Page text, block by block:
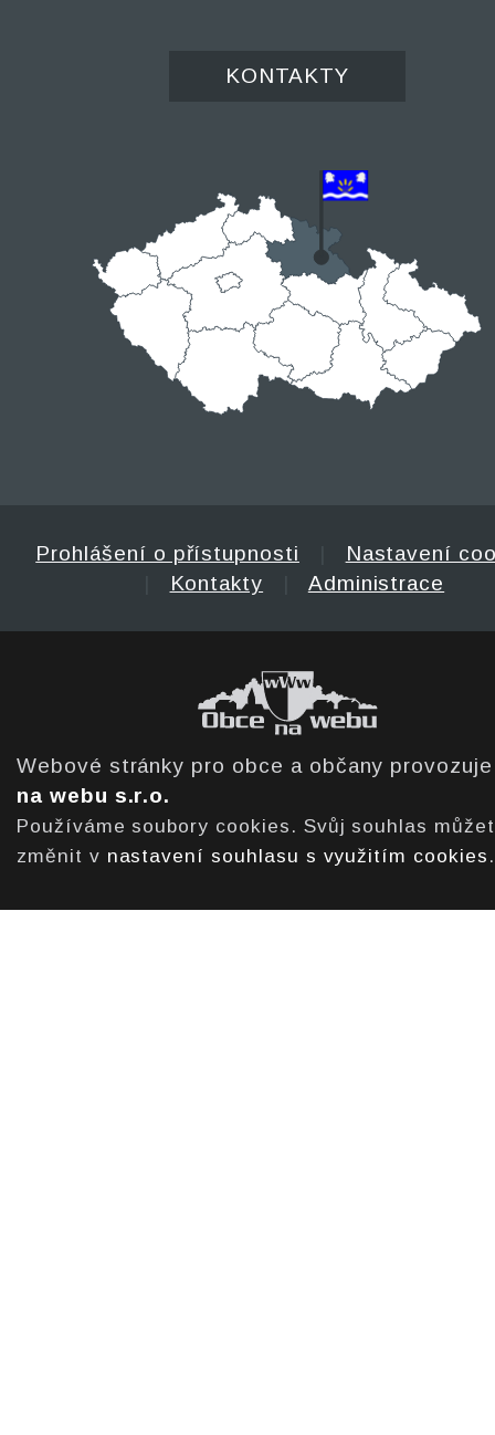
KONTAKTY
Prohlášení o přístupnosti
Nastavení
Kontakty Administrace
Webové stránky pro obce a občany
na webu s.r.o.
Používáme soubory cookies. Svůj souhlas
změnit v nastavení souhlasu s využitím cookies .